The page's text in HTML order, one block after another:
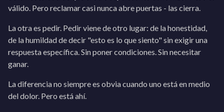
válido. Pero reclamar casi nunca abre puertas - las cierra.
La otra es pedir. Pedir viene de otro lugar: de la honestidad,
de la humildad de decir "esto es lo que siento" sin exigir una
respuesta específica. Sin poner condiciones. Sin necesitar
ganar.
La diferencia no siempre es obvia cuando uno está en medio
del dolor. Pero está ahí.